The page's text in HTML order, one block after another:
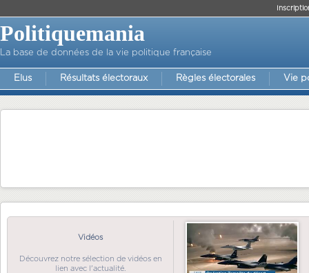
Politiquemania
La base de données de la vie politique française
Elus Résultats électoraux Règles électorales Vie
Vidéos
Découvrez notre sélection de vidéos en
lien avec l'actualité.